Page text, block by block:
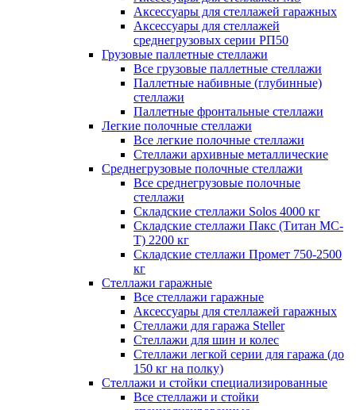
Аксессуары для стеллажей гаражных
Аксессуары для стеллажей
среднегрузовых серии РП50
Грузовые паллетные стеллажи
Все грузовые паллетные стеллажи
Паллетные набивные (глубинные)
стеллажи
Паллетные фронтальные стеллажи
Легкие полочные стеллажи
Все легкие полочные стеллажи
Стеллажи архивные металлические
Среднегрузовые полочные стеллажи
Все среднегрузовые полочные
стеллажи
Складские стеллажи Solos 4000 кг
Складские стеллажи Пакс (Титан МС-
Т) 2200 кг
Складские стеллажи Промет 750-2500
кг
Стеллажи гаражные
Все стеллажи гаражные
Аксессуары для стеллажей гаражных
Стеллажи для гаража Steller
Стеллажи для шин и колес
Стеллажи легкой серии для гаража (до
150 кг на полку)
Стеллажи и стойки специализированные
Все стеллажи и стойки